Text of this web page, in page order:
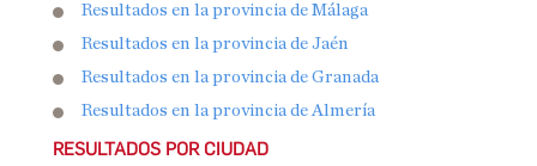
Resultados en la provincia de Málaga
Resultados en la provincia de Jaén
Resultados en la provincia de Granada
Resultados en la provincia de Almería
RESULTADOS POR CIUDAD